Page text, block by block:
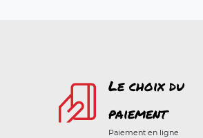
Le choix du
paiement
Paiement en ligne